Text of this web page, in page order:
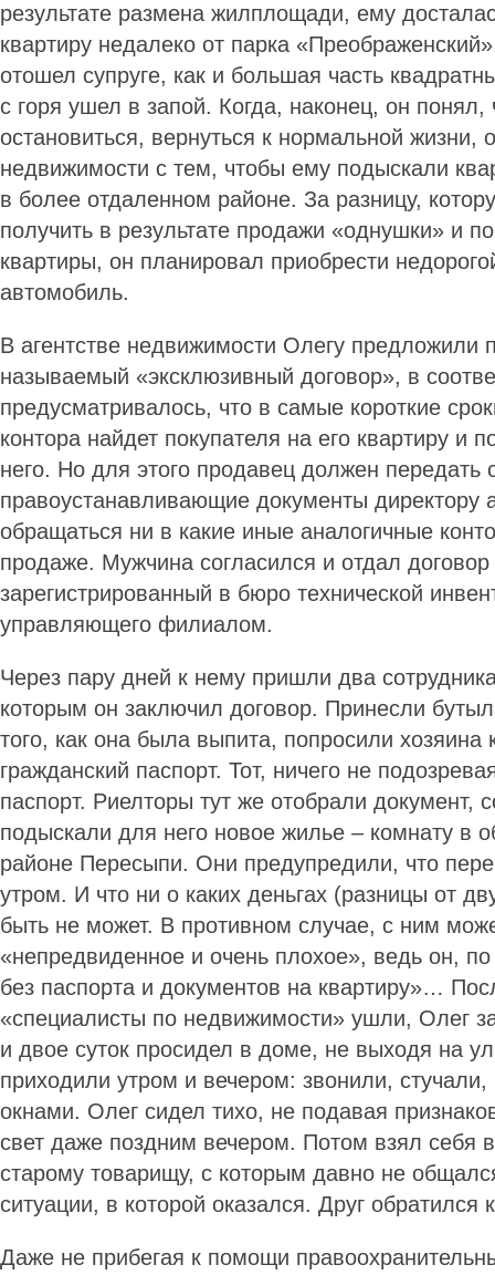
результате размена жилплощади, ему
квартиру недалеко от парка
отошел супруге, как и большая часть
с горя ушел в запой. Когда, наконец, он понял,
остановиться, вернуться к нормальной жизни,
недвижимости с тем, чтобы ему подыскали
в более отдаленном районе. За разницу,
получить в результате продажи «однушки» и
квартиры, он планировал приобрести
автомобиль.
В агентстве недвижимости Олегу предложили
называемый «эксклюзивный договор», в
предусматривалось, что в самые короткие
контора найдет покупателя на его квартиру и
него. Но для этого продавец должен передать
правоустанавливающие документы директору
обращаться ни в какие иные аналогичные
продаже. Мужчина согласился и отдал
зарегистрированный в бюро технической
управляющего филиалом.
Через пару дней к нему пришли два
которым он заключил договор. Принесли
того, как она была выпита, попросили хозяина
гражданский паспорт. Тот, ничего не
паспорт. Риелторы тут же отобрали документ,
подыскали для него новое жилье – комнату в
районе Пересыпи. Они предупредили, что
утром. И что ни о каких деньгах (разницы от
быть не может. В противном случае, с ним
«непредвиденное и очень плохое», ведь он,
без паспорта и документов на квартиру»…
«специалисты по недвижимости» ушли, Олег
и двое суток просидел в доме, не выходя на
приходили утром и вечером: звонили, стучали,
окнами. Олег сидел тихо, не подавая
свет даже поздним вечером. Потом взял себя
старому товарищу, с которым давно не
ситуации, в которой оказался. Друг
Даже не прибегая к помощи